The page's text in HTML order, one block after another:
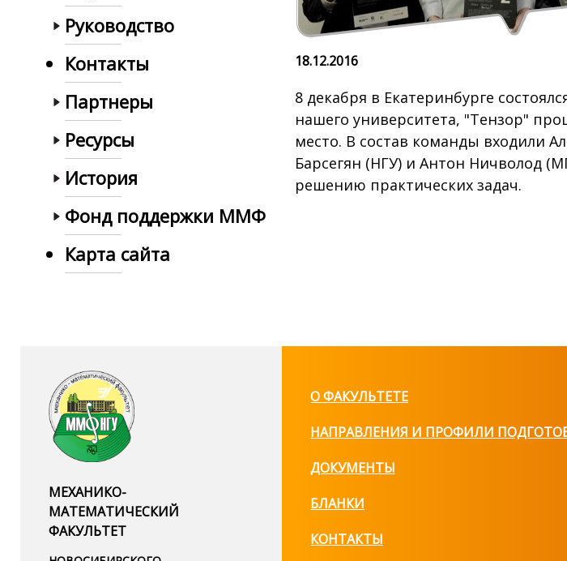
Руководство
Контакты
Партнеры
Ресурсы
История
Фонд поддержки ММФ
Карта сайта
18.12.2016
8 декабря в Екатеринбурге
нашего университета, "Тензор"
место. В состав команды входили
Барсегян (НГУ) и Антон Ничволод
решению практических задач.
МЕХАНИКО-
МАТЕМАТИЧЕСКИЙ
ФАКУЛЬТЕТ
О ФАКУЛЬТЕТЕ
НАПРАВЛЕНИЯ И ПРОФИЛИ
ДОКУМЕНТЫ
БЛАНКИ
КОНТАКТЫ